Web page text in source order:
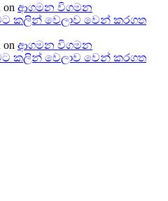
on ආගමන විගමන
කලින් වෙලාව වෙන් කරගත
on ආගමන විගමන
කලින් වෙලාව වෙන් කරගත